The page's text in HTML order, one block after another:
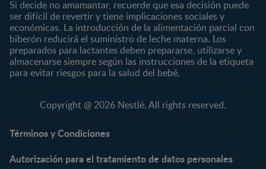
Marcas
CERELAC®
GERBER®
KLIM®
NAN® 3
NAN® Optipro® 3
NAN® Supreme 3
NESTUM®
Productos
Cereales Infantiles
Compotas y galletas
Fórmulas Infantiles
Si decide no amamantar, recuerde que esa decisión puede
ser difícil de revertir y tiene implicaciones sociales y
económicas. La introducción de la alimentación parcial con
biberón reducirá el suministro de leche materna. Los
preparados para lactantes deben prepararse, utilizarse y
almacenarse siempre según las instrucciones de la etiqueta
para evitar riesgos para la salud del bebé.
Copyright @ 2026 Nestlé. All rights reserved.
Términos y Condiciones
Autorización para el tratamiento de datos personales